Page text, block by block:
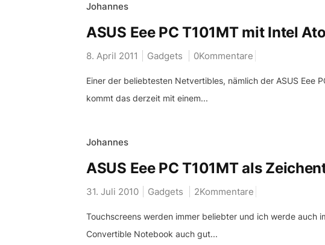
Johannes
ASUS Eee PC T101MT mit Intel
8. April 2011 Gadgets 0Kommentare
Einer der beliebtesten Netvertibles, nämlich der ASUS Eee
kommt das derzeit mit einem...
Johannes
ASUS Eee PC T101MT als
31. Juli 2010 Gadgets 2Kommentare
Touchscreens werden immer beliebter und ich werde auch
Convertible Notebook auch gut...